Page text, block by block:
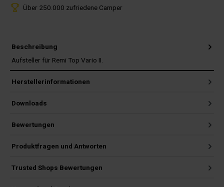
Über 250.000 zufriedene Camper
Beschreibung
Aufsteller für Remi Top Vario II.
Herstellerinformationen
Downloads
Bewertungen
Produktfragen und Antworten
Trusted Shops Bewertungen